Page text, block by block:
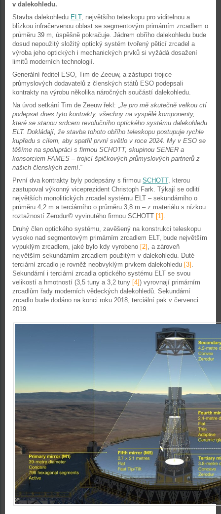
v dalekohledu.
Stavba dalekohledu ELT, největšího teleskopu pro viditelnou a
blízkou infračervenou oblast se segmentovým primárním zrcadlem o
průměru 39 m, úspěšně pokračuje. Jádrem obřího dalekohledu bude
dosud nepoužitý složitý optický systém tvořený pěticí zrcadel a
výroba jeho optických i mechanických prvků si vyžádá dosažení
limitů moderních technologií.
Generální ředitel ESO, Tim de Zeeuw, a zástupci trojice
průmyslových dodavatelů z členských států ESO podepsali
kontrakty na výrobu několika náročných součástí dalekohledu.
Na úvod setkání Tim de Zeeuw řekl: „Je pro mě skutečně velkou ctí
podepsat dnes tyto kontrakty, všechny na vyspělé komponenty,
které se stanou srdcem revolučního optického systému dalekohledu
ELT. Dokládají, že stavba tohoto obřího teleskopu postupuje rychle
kupředu s cílem, aby spatřil první světlo v roce 2024. My v ESO se
těšíme na spolupráci s firmou SCHOTT, skupinou SENER a
konsorciem FAMES – trojicí špičkových průmyslových partnerů z
našich členských zemí.“
První dva kontrakty byly podepsány s firmou SCHOTT, kterou
zastupoval výkonný viceprezident Christoph Fark. Týkají se odlití
největších monolitických zrcadel systému ELT – sekundárního o
průměru 4,2 m a terciárního o průměru 3,8 m – z materiálu s nízkou
roztažností Zerodur© vyvinutého firmou SCHOTT [1] .
Druhý člen optického systému, zavěšený na konstrukci teleskopu
vysoko nad segmentovým primárním zrcadlem ELT, bude největším
vypuklým zrcadlem, jaké bylo kdy vyrobeno [2] , a zároveň
největším sekundárním zrcadlem použitým v dalekohledu. Duté
terciární zrcadlo je rovněž neobvyklým prvkem dalekohledu [3] .
Sekundární i terciární zrcadla optického systému ELT se svou
velikostí a hmotností (3,5 tuny a 3,2 tuny [4]) vyrovnají primárním
zrcadlům řady moderních vědeckých dalekohledů. Sekundární
zrcadlo bude dodáno na konci roku 2018, terciální pak v červenci
2019.